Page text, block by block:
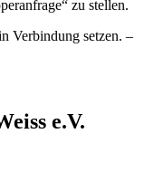
zu stellen.
Verbindung setzen. –
e.V.